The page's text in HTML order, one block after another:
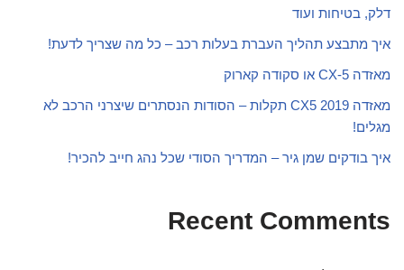
דלק, בטיחות ועוד
איך מתבצע תהליך העברת בעלות רכב – כל מה שצריך לדעת!
מאזדה CX-5 או סקודה קארוק
מאזדה CX5 2019 תקלות – הסודות הנסתרים שיצרני הרכב לא
מגלים!
איך בודקים שמן גיר – המדריך הסודי שכל נהג חייב להכיר!
Recent Comments